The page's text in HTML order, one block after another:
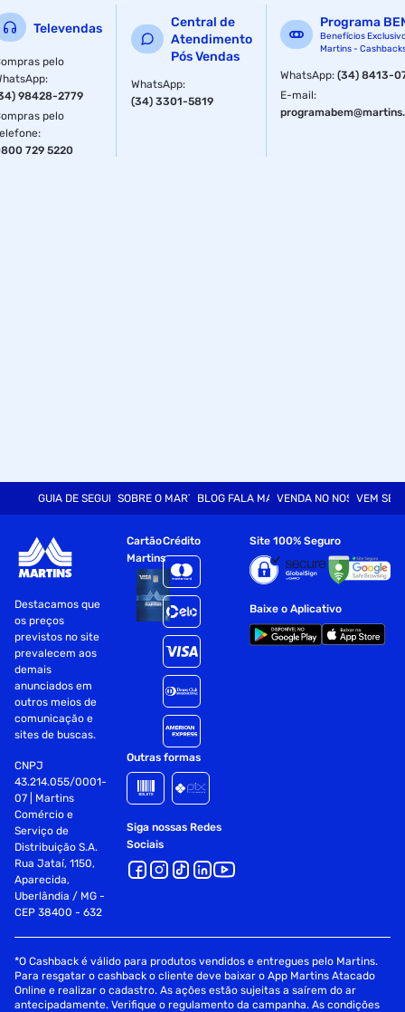
Televendas
pelo
:
98428-2779
pelo
:
729 5220
Central de
Atendimento
Pós Vendas
WhatsApp:
(34) 3301-5819
Programa
Benefícios
Martins -
WhatsApp:(34) 8413-
E-mail:
GUIA DE SEGURANÇASOBRE O MARTINSBLOG FALA MARTVENDA NO NOSSO SITE
VEM SER
Destacamos que
os preços
previstos no site
prevalecem aos
demais
anunciados em
outros meios de
comunicação e
sites de buscas.
CNPJ
43.214.055/0001-
07 | Martins
Comércio e
Serviço de
Distribuição S.A.
Rua Jataí, 1150,
Aparecida,
Uberlândia / MG -
CEP 38400 - 632
Cartão
Martins
Crédito
Outras formas
Siga nossas Redes
Sociais
Site 100% Seguro
Baixe o Aplicativo
*O Cashback é válido para produtos vendidos e entregues pelo Martins.
Para resgatar o cashback o cliente deve baixar o App Martins Atacado
Online e realizar o cadastro. As ações estão sujeitas a saírem do ar
antecipadamente. Verifique o regulamento da campanha. As condições